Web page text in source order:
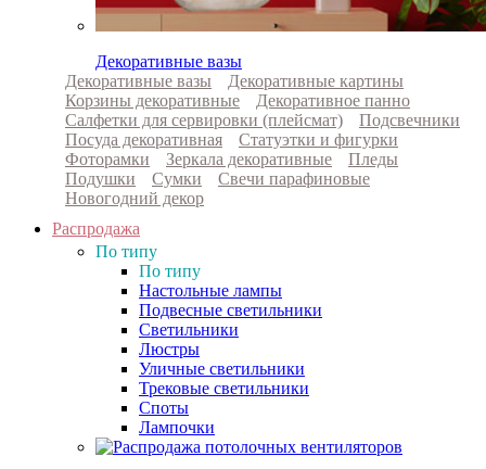
Декоративные вазы
Декоративные вазы
Декоративные картины
Корзины декоративные
Декоративное панно
Салфетки для сервировки (плейсмат)
Подсвечники
Посуда декоративная
Статуэтки и фигурки
Фоторамки
Зеркала декоративные
Пледы
Подушки
Сумки
Свечи парафиновые
Новогодний декор
Распродажа
По типу
По типу
Настольные лампы
Подвесные светильники
Светильники
Люстры
Уличные светильники
Трековые светильники
Споты
Лампочки